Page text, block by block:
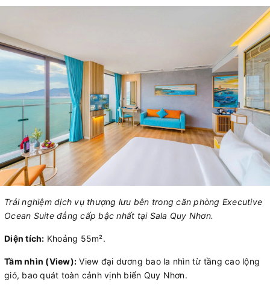
Trải nghiệm dịch vụ thượng lưu bên trong căn phòng Executive
Ocean Suite đẳng cấp bậc nhất tại Sala Quy Nhơn.
Diện tích: Khoảng 55m².
Tầm nhìn (View): View đại dương bao la nhìn từ tầng cao lộng
gió, bao quát toàn cảnh vịnh biển Quy Nhơn.